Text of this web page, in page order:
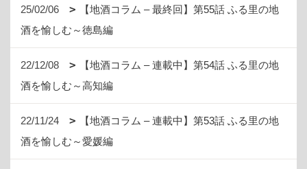
25/02/06
【地酒コラム – 最終回】第55話 ふる里の地
酒を愉しむ～徳島編
22/12/08
【地酒コラム – 連載中】第54話 ふる里の地
酒を愉しむ～高知編
22/11/24
【地酒コラム – 連載中】第53話 ふる里の地
酒を愉しむ～愛媛編